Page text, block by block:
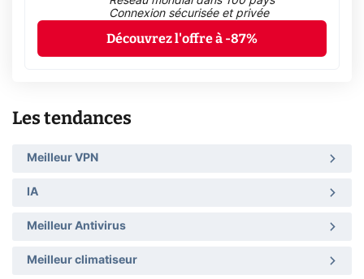
Connexion sécurisée et privée
Découvrez l'offre à -87%
Les tendances
Meilleur VPN
IA
Meilleur Antivirus
Meilleur climatiseur